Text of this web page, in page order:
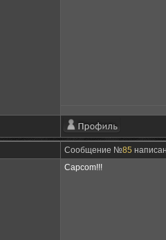
Сообщение №85
Capcom!!!